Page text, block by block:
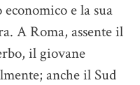
e la sua
A Roma, assente il
il giovane
anche il Sud